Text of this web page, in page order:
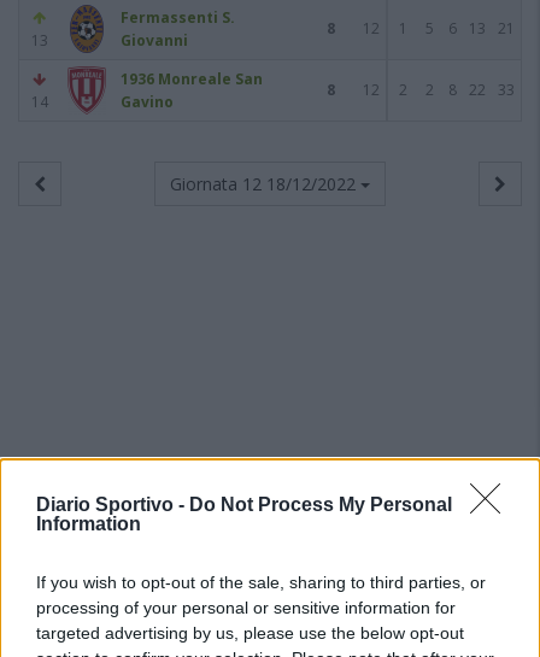
Diario Sportivo - Do Not Process My Personal
Information
If you wish to opt-out of the sale, sharing to third parties, or
processing of your personal or sensitive information for
targeted advertising by us, please use the below opt-out
13
Fermassenti S.
Giovanni
8 12 1 5 6 13 21
14
1936 Monreale San
Gavino
8 12 2 2 8 22 33
Giornata 12 18/12/2022